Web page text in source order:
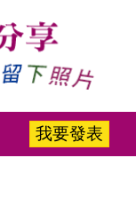
我要發表